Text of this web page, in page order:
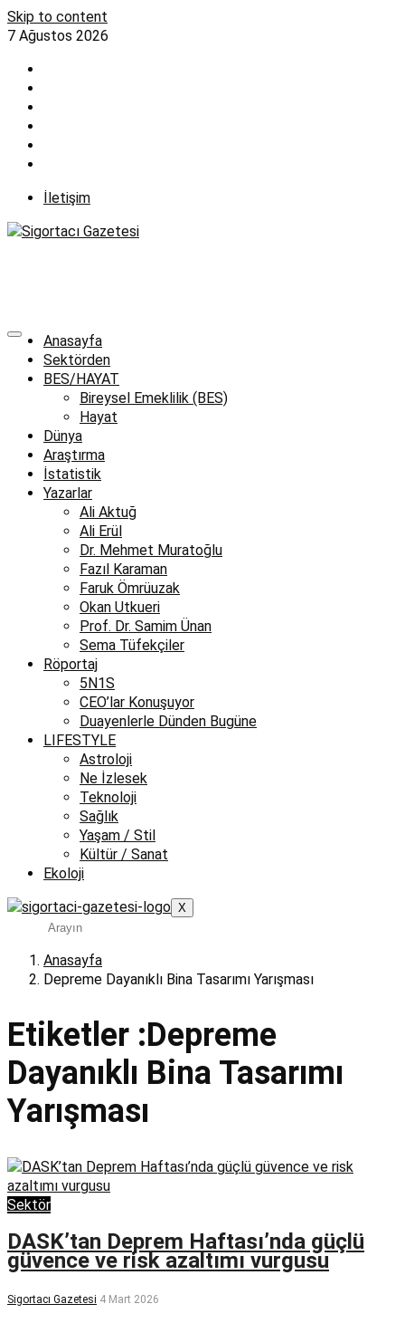
Skip to content
7 Ağustos 2026
İletişim
Anasayfa
Sektörden
BES/HAYAT
Bireysel Emeklilik (BES)
Hayat
Dünya
Araştırma
İstatistik
Yazarlar
Ali Aktuğ
Ali Erül
Dr. Mehmet Muratoğlu
Fazıl Karaman
Faruk Ömrüuzak
Okan Utkueri
Prof. Dr. Samim Ünan
Sema Tüfekçiler
Röportaj
5N1S
CEO’lar Konuşuyor
Duayenlerle Dünden Bugüne
LIFESTYLE
Astroloji
Ne İzlesek
Teknoloji
Sağlık
Yaşam / Stil
Kültür / Sanat
Ekoloji
X
Anasayfa
Depreme Dayanıklı Bina Tasarımı Yarışması
Etiketler :Depreme
Dayanıklı Bina Tasarımı
Yarışması
Sektör
DASK’tan Deprem Haftası’nda güçlü
güvence ve risk azaltımı vurgusu
Sigortacı Gazetesi 4 Mart 2026